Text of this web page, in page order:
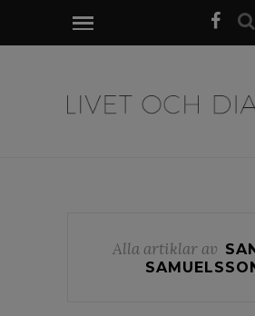
Alla artiklar av